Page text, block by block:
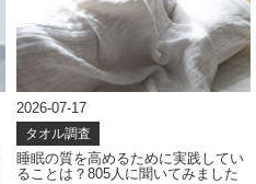
2026-07-08
タオル調査
タオルの色、どう選ぶ？アンケート
結果から見えたカラー選びのポイン